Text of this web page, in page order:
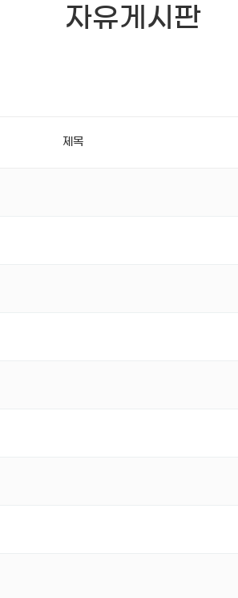
자유게시판
제목